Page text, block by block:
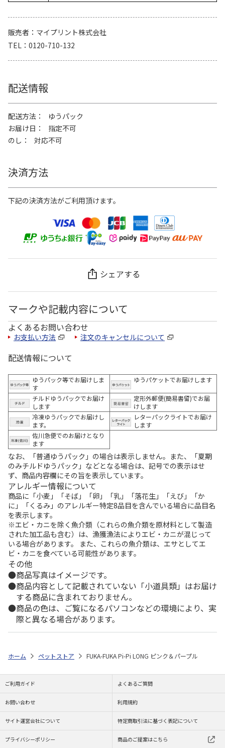
販売者
マイプリント株式会社
TEL
0120-710-132
配送情報
配送方法
ゆうパック
お届け日
指定不可
のし
対応不可
決済方法
下記の決済方法がご利用頂けます。
シェアする
マークや記載内容について
よくあるお問い合わせ
お支払い方法 注文のキャンセルについて
配送情報について
ゆうパック等でお届けしま
す
ゆうパケットでお届けします
チルドゆうパックでお届け
します
定形外郵便(簡易書留)でお届
けします
冷凍ゆうパックでお届けし
ます。
レターパックライトでお届け
します
佐川急便でのお届けとなり
ます
なお、「普通ゆうパック」の場合は表示しません。また、「夏期
のみチルドゆうパック」などとなる場合は、記号での表示はせ
ず、商品内容欄にその旨を表示しています。
アレルギー情報について
商品に「小麦」「そば」「卵」「乳」「落花生」「えび」「か
に」「くるみ」のアレルギー特定8品目を含んでいる場合に品目名
を表示します。
※エビ・カニを除く魚介類（これらの魚介類を原材料として製造
された加工品も含む）は、漁獲漁法によりエビ・カニが混じって
いる場合があります。 また、これらの魚介類は、エサとしてエ
ビ・カニを食べている可能性があります。
その他
商品写真はイメージです。
商品内容として記載されていない「小道具類」はお届け
する商品に含まれておりません。
商品の色は、ご覧になるパソコンなどの環境により、実
際と異なる場合があります。
ホーム ペットストア FUKA-FUKA Pi-Pi LONG ピンク＆パープル
ご利用ガイド よくあるご質問
お問い合わせ 利用規約
サイト運営会社について 特定商取引法に基づく表記について
プライバシーポリシー 商品のご提案はこちら